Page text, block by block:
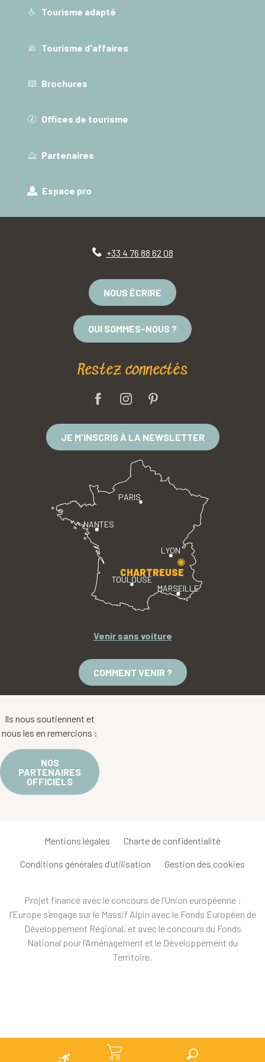
Tourisme adapté
Tourisme d'affaires
Brochures
Offices de tourisme
Partenaires
Espace pro
+33 4 76 88 62 08
NOUS ÉCRIRE
QUI SOMMES-NOUS ?
Restez connectés
JE M'INSCRIS À LA NEWSLETTER
PARIS
LYON
TOULOUSE
MARSEILLE
NANTES
CHARTREUSE
Venir sans voiture
COMMENT VENIR ?
Ils nous soutiennent et
nous les en remercions :
NOS
PARTENAIRES
OFFICIELS
Mentions légales Charte de confidentialité
Conditions générales d’utilisation Gestion des cookies
Projet financé avec le concours de l’Union européenne :
l’Europe s’engage sur le Massif Alpin avec le Fonds Européen de
Développement Régional, et avec le concours du Fonds
National pour l’Aménagement et le Développement du
Territoire.